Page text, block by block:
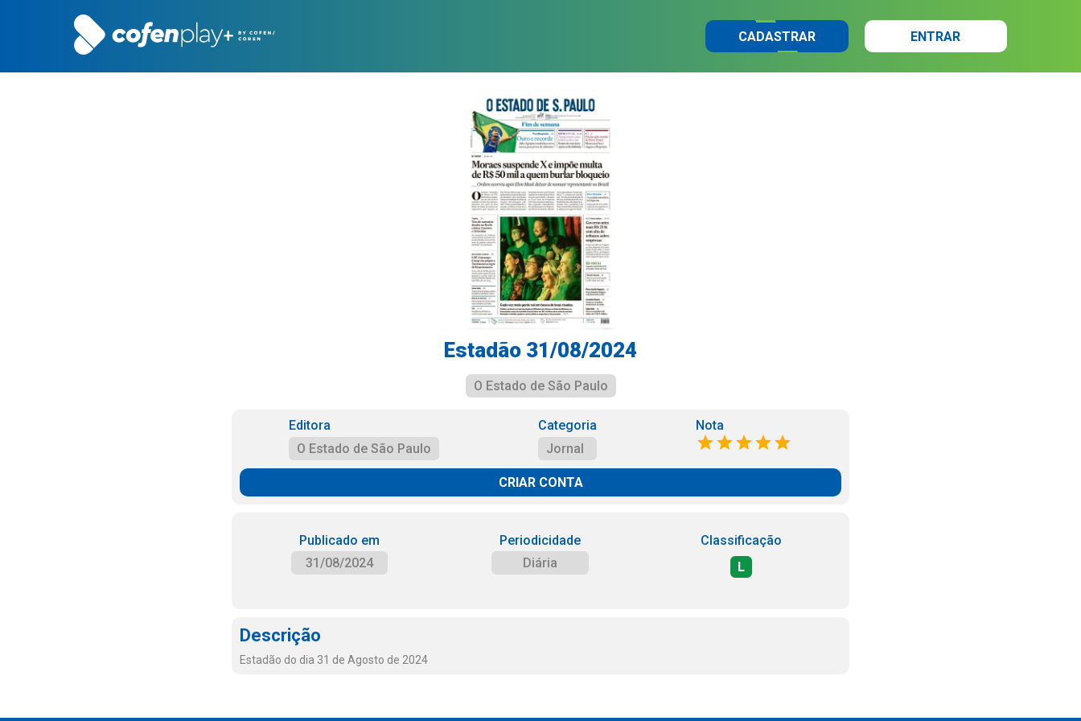
CADASTRAR ENTRAR
Estadão 31/08/2024
O Estado de São Paulo
Editora
O Estado de São Paulo
Categoria
Jornal
Nota
CRIAR CONTA
Publicado em
31/08/2024
Periodicidade
Diária
Classificação
L
Descrição
Estadão do dia 31 de Agosto de 2024